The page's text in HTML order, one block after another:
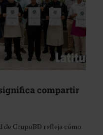
compartir
GrupoBD refleja cómo